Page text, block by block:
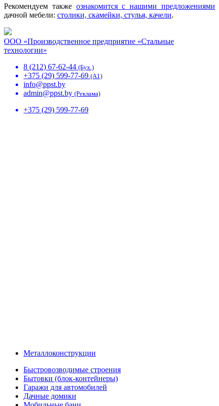
Рекомендуем также ознакомится с нашими предложениями
дачной мебели: столики, скамейки, стулья, качели.
ООО «Производственное предприятие «Стальные
технологии»
8 (212) 67-62-44 (Бух.)
+375 (29) 599-77-69 (A1)
info@ppst.by
admin@ppst.by (Реклама)
+375 (29) 599-77-69
Металлоконструкции
Быстровозводимые строения
Бытовки (блок-контейнеры)
Гаражи для автомобилей
Дачные домики